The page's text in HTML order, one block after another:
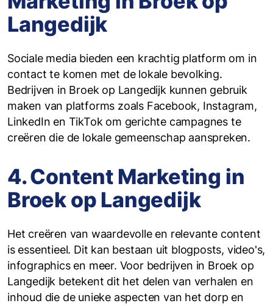
Langedijk
Sociale media bieden een krachtig platform om in
contact te komen met de lokale bevolking.
Bedrijven in Broek op Langedijk kunnen gebruik
maken van platforms zoals Facebook, Instagram,
LinkedIn en TikTok om gerichte campagnes te
creëren die de lokale gemeenschap aanspreken.
4. Content Marketing in
Broek op Langedijk
Het creëren van waardevolle en relevante content
is essentieel. Dit kan bestaan uit blogposts, video's,
infographics en meer. Voor bedrijven in Broek op
Langedijk betekent dit het delen van verhalen en
inhoud die de unieke aspecten van het dorp en